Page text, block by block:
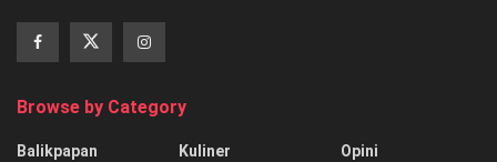
Browse by Category
Balikpapan
Kuliner
Opini